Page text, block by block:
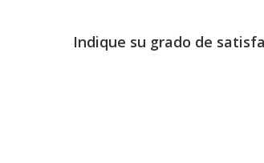
Indique su grado de